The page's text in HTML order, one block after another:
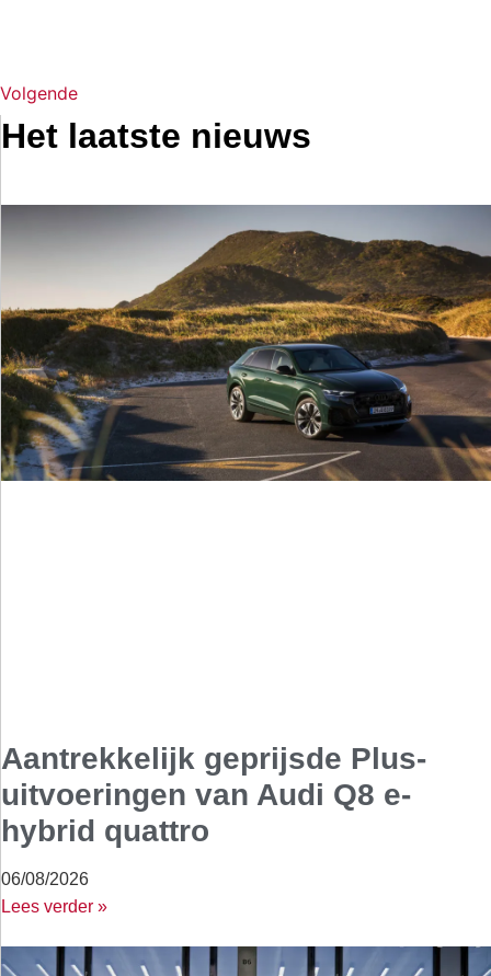
Volgende
Het laatste nieuws
Aantrekkelijk geprijsde Plus-
uitvoeringen van Audi Q8 e-
hybrid quattro
06/08/2026
Lees verder »